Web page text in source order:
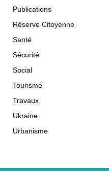
Publications
Réserve Citoyenne
Santé
Sécurité
Social
Tourisme
Travaux
Ukraine
Urbanisme